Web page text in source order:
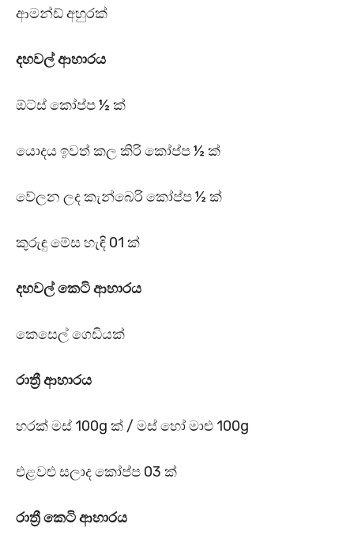
ආමන්ඩ් අහුරක්
දහවල් ආහාරය
ඕට්ස් කෝප්ප ½ ක්
යොදය ඉවත් කල කිරි කෝප්ප ½ ක්
වේලන ලද කැන්බෙරි කෝප්ප ½ ක්
කුරුඳු මේස හැඳි 01 ක්
දහවල් කෙටි ආහාරය
කෙසෙල් ගෙඩියක්
රාත්‍රී ආහාරය
හරක් මස් 100g ක් / මස් හෝ මාළු 100g
එළවළු සලාද කෝප්ප 03 ක්
රාත්‍රී කෙටි ආහාරය